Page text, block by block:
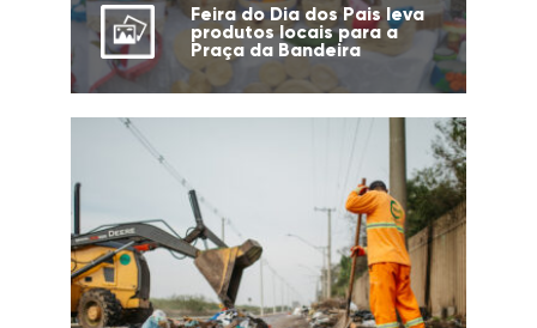
Feira do Dia dos Pais leva
produtos locais para a
Praça da Bandeira